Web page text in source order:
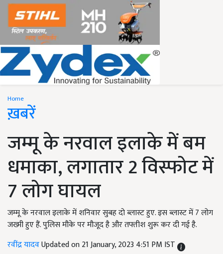
Home
ख़बरें
जम्मू के नरवाल इलाके में बम
धमाका, लगातार 2 विस्फोट में
7 लोग घायल
जम्मू के नरवाल इलाके में शनिवार सुबह दो ब्लास्ट हुए. इस ब्लास्ट में 7 लोग
जख्मी हुए हैं. पुलिस मौके पर मौजूद है और तफ्तीश शुरू कर दी गई है.
रवींद्र यादवUpdated on 21 January, 2023 4:51 PM IST